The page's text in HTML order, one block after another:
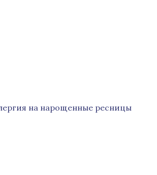
на нарощенные ресницы